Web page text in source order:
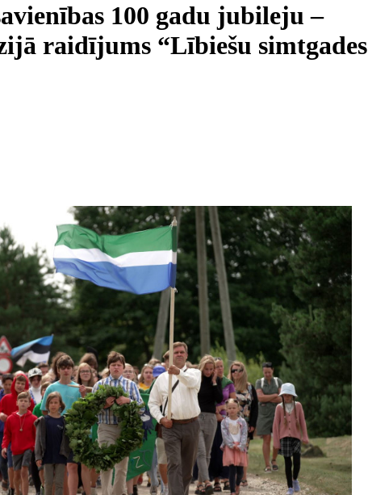
100 gadu jubileju –
raidījums “Lībiešu simtgades